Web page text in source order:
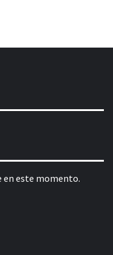
en este momento.